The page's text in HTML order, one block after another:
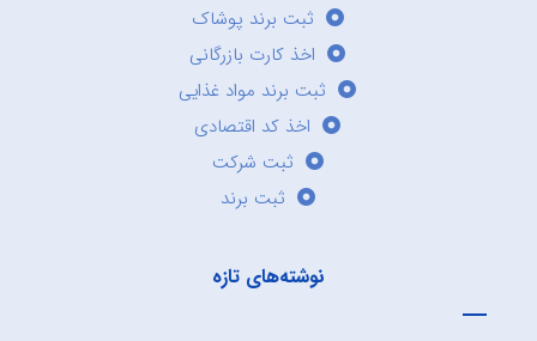
ثبت برند پوشاک
اخذ کارت بازرگانی
ثبت برند مواد غذایی
اخذ کد اقتصادی
ثبت شرکت
ثبت برند
نوشته‌های تازه